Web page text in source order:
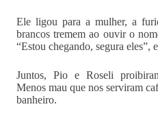
Ele ligou para a mulher, a
brancos tremem ao ouvir o
“Estou chegando, segura eles”,
Juntos, Pio e Roseli
Menos mau que nos serviram
banheiro.